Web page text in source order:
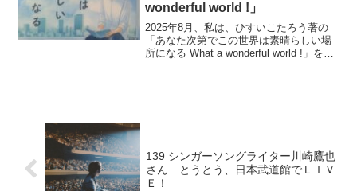
wonderful world !」
2025年8月、私は、ひすいこたろう著の
「あなた次第でこの世界は素晴らしい場
所になる What a wonderful world !」を手
139 シンガーソングライター川崎鷹也
さん とうとう、日本武道館でＬＩＶ
Ｅ！